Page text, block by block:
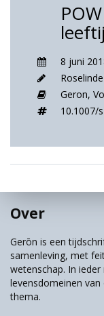
8 juni
Geron,
10.1007/
Over
Gerōn is een
samenleving, met
wetenschap. In
levensdomeinen
thema.